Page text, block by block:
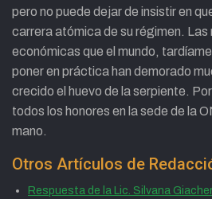
pero no puede dejar de insistir en
carrera atómica de su régimen.
económicas que el mundo,
poner en práctica han demorado
crecido el huevo de la serpiente.
todos los honores en la sede de la
mano.
Otros Artículos de
Respuesta de la Lic. Silvana